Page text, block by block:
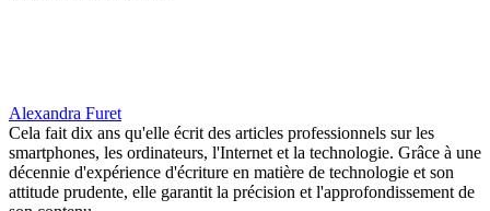
Alexandra Furet
Cela fait dix ans qu'elle écrit des articles professionnels sur les
smartphones, les ordinateurs, l'Internet et la technologie. Grâce à une
décennie d'expérience d'écriture en matière de technologie et son
attitude prudente, elle garantit la précision et l'approfondissement de